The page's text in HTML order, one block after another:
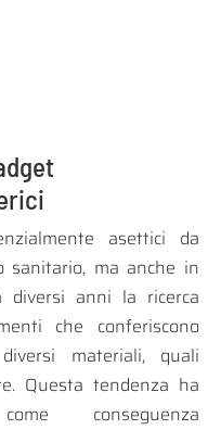
asettici da
sanitario, ma anche in
diversi anni la ricerca
che conferiscono
materiali, quali
Questa tendenza ha
conseguenza